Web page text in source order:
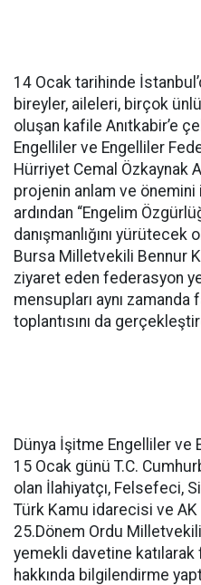
14 Ocak tarihinde
bireyler, aileleri, birçok
oluşan kafile Anıtkabir’e
Engelliler ve Engelliler
Hürriyet Cemal Özkaynak
projenin anlam ve
ardından “Engelim
danışmanlığını
Bursa Milletvekili Bennur
ziyaret eden federasyon
mensupları aynı zamanda
toplantısını da
Dünya İşitme Engelliler ve
15 Ocak günü T.C.
olan İlahiyatçı, Felsefeci,
Türk Kamu idarecisi ve
25.Dönem Ordu Milletvekili
yemekli davetine katılarak
hakkında bilgilendirme